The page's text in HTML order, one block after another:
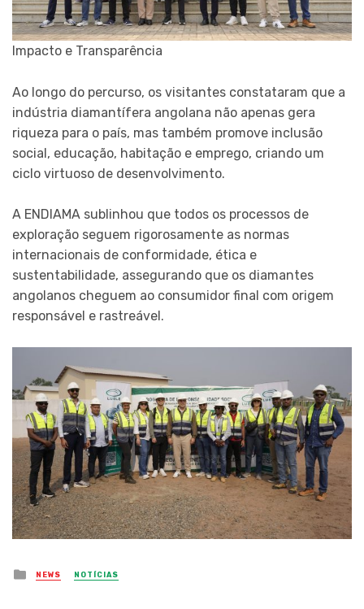
Impacto e Transparência
Ao longo do percurso, os visitantes constataram que a
indústria diamantífera angolana não apenas gera
riqueza para o país, mas também promove inclusão
social, educação, habitação e emprego, criando um
ciclo virtuoso de desenvolvimento.
A ENDIAMA sublinhou que todos os processos de
exploração seguem rigorosamente as normas
internacionais de conformidade, ética e
sustentabilidade, assegurando que os diamantes
angolanos cheguem ao consumidor final com origem
responsável e rastreável.
Posted
in
NEWS NOTÍCIAS